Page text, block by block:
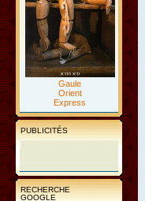
Gaule
Orient
Express
PUBLICITÉS
RECHERCHE
GOOGLE